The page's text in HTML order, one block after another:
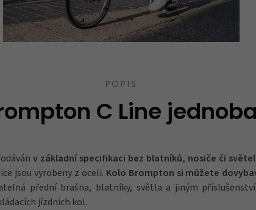
POPIS
C Line
v základní specifikaci bez blatníků, nosiče či
jsou vyrobeny z oceli. Kolo Brompton si můžete
přední brašna, blatníky, světla a jiným
jízdních kol.